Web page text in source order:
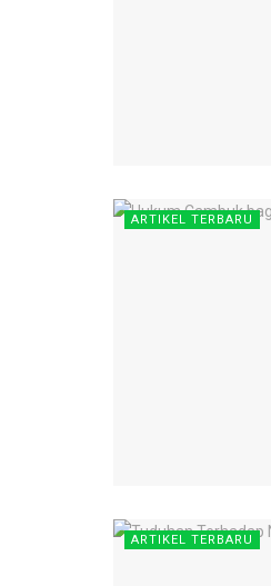
ARTIKEL TERBARU
ARTIKEL TERBARU